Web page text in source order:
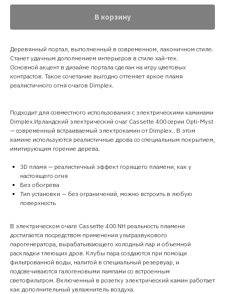
В корзину
Деревянный портал, выполненный в современном, лаконичном стиле.
Станет удачным дополнением интерьеров в стиле хай-тек.
Основной акцент в дизайне портала сделан на игру цветовых
контрастов. Такое сочетание выгодно оттеняет яркое пламя
реалистичного огня очагов Dimplex.
Подходит для совместного использования с электрическими каминами
Dimplex.Ирландский электрический очаг Cassette 400 серии Opti-Myst
— современный встраиваемый электрокамин от Dimplex.. В этом
камине используются реалистичные дрова со специальным покрытием,
имитирующим горение дерева.
3D пламя — реалистичный эффект горящего пламени, как у
настоящего огня
Без обогрева
Тип установки — без ограничений, можно встроить в любую
поверхность
В электрическом очаге Cassette 400 NH реальность пламени
достигается посредством применения ультразвукового
парогенератора, вырабатывающего холодный пар и объемной
раскладки тлеющих дров. Клубы пара создаются при помощи
фильтрованной воды, налитой в специальный резервуар, и
подсвечиваются галогеновыми лампами со встроенным
светофильтром. Включенный в розетку электрический камин работает
как дополнительный увлажнитель воздуха.